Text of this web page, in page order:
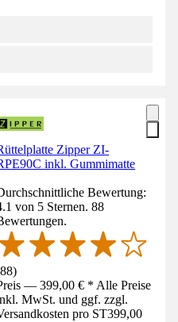
Zipper ZI-
inkl. Gummimatte
Bewertung:
von 5 Sternen. 88
88)
— 399,00 € * Alle Preise
MwSt. und ggf. zzgl.
pro ST399,00